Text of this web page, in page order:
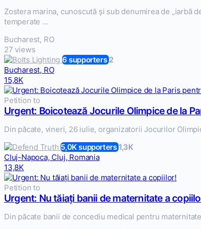
Zostera marina, cunoscută și sub denumirea de „iarbă
temperate ...
Bucharest, RO
27 views
6 supporters2
Bucharest, RO
15,8K
Petition to
Urgent: Boicotează Jocurile Olimpice de la
Din păcate, vineri, 26 iulie, organizatorii Jocurilor
5,0K supporters1,3K
Cluj-Napoca, Cluj, Romania
13,8K
Petition to
Urgent: Nu tăiați banii de maternitate a
Din păcate banii de concediu medical pentru